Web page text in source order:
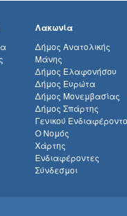
Λακωνία
Δήμος Ανατολικής
Μάνης
Δήμος Ελαφονήσου
Δήμος Ευρώτα
Δήμος Μονεμβασίας
Δήμος Σπάρτης
Γενικού
Ο Νομός
Χάρτης
Ενδιαφέροντες
Σύνδεσμοι